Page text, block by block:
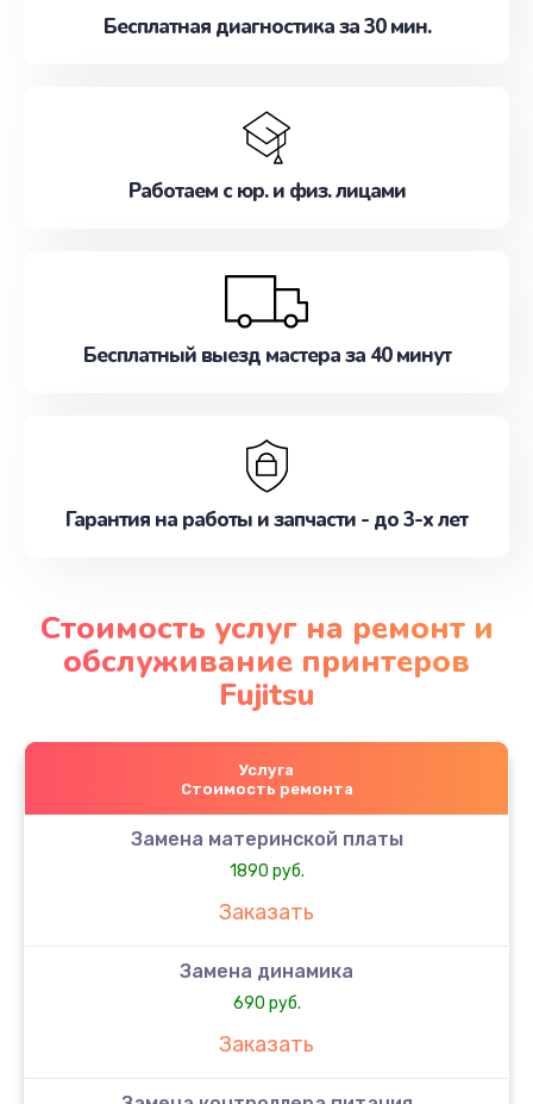
Бесплатная диагностика за 30 мин.
Работаем с юр. и физ. лицами
Бесплатный выезд мастера за 40 минут
Гарантия на работы и запчасти - до 3-х лет
Стоимость услуг на ремонт и
обслуживание принтеров
Fujitsu
Услуга
Стоимость ремонта
Замена материнской платы
1890 руб.
Заказать
Замена динамика
690 руб.
Заказать